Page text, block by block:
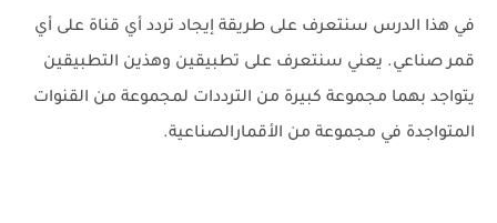
في هذا الدرس سنتعرف على طريقة إيجاد تردد أي قناة على أي
قمر صناعي. يعني سنتعرف على تطبيقين وهذين التطبيقين
يتواجد بهما مجموعة كبيرة من الترددات لمجموعة من القنوات
المتواجدة في مجموعة من الأقمارالصناعية.